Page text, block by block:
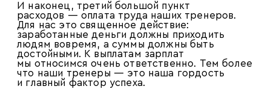
И наконец, третий большой пункт
расходов — оплата труда наших тренеров.
Для нас это священное действие:
заработанные деньги должны приходить
людям вовремя, а суммы должны быть
достойными. К выплатам зарплат
мы относимся очень ответственно. Тем более
что наши тренеры — это наша гордость
и главный фактор успеха.